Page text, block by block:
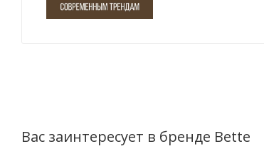
Вас заинтересует в бренде Bette